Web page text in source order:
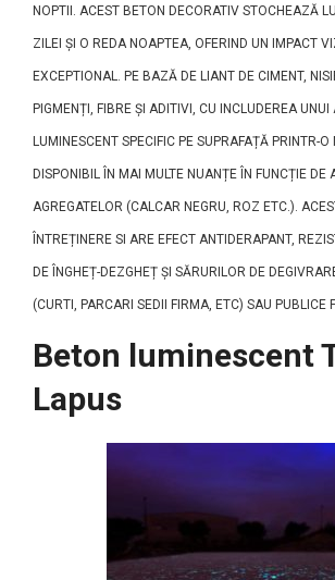
NOPTII. ACEST BETON DECORATIV STOCHEAZĂ
ZILEI ȘI O REDA NOAPTEA, OFERIND UN IMPACT
EXCEPTIONAL. PE BAZĂ DE LIANT DE CIMENT,
PIGMENȚI, FIBRE ȘI ADITIVI, CU INCLUDEREA UNUI
LUMINESCENT SPECIFIC PE SUPRAFAȚĂ PRINTR-
DISPONIBIL ÎN MAI MULTE NUANȚE ÎN FUNCȚIE DE
AGREGATELOR (CALCAR NEGRU, ROZ ETC.).
ÎNTREȚINERE SI ARE EFECT ANTIDERAPANT,
DE ÎNGHEȚ-DEZGHEȚ ȘI SĂRURILOR DE
(CURTI, PARCARI SEDII FIRMA, ETC) SAU PUBLICE
Beton luminescent
Lapus